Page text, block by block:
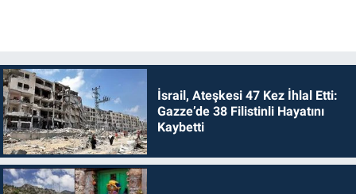
İsrail, Ateşkesi 47 Kez İhlal Etti:
Gazze’de 38 Filistinli Hayatını
Kaybetti